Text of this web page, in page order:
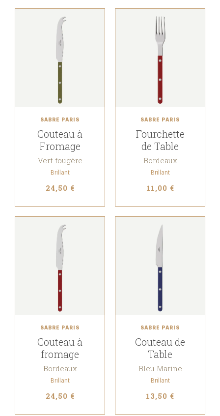
SABRE PARIS
Couteau à
Fromage
Vert fougère
Brillant
24,50 €
SABRE PARIS
Fourchette
de Table
Bordeaux
Brillant
11,00 €
SABRE PARIS
Couteau à
fromage
Bordeaux
Brillant
24,50 €
SABRE PARIS
Couteau de
Table
Bleu Marine
Brillant
13,50 €